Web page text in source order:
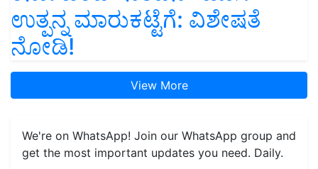
ಉತ್ಪನ್ನ ಮಾರುಕಟ್ಟೆಗೆ: ವಿಶೇಷತೆ
ನೋಡಿ!
View More
We're on WhatsApp! Join our WhatsApp group and
get the most important updates you need. Daily.